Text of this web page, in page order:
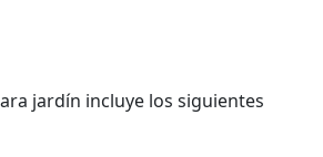
jardín incluye los siguientes